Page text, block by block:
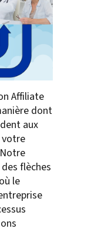
Affiliate
dont
aux
votre
flèches
le